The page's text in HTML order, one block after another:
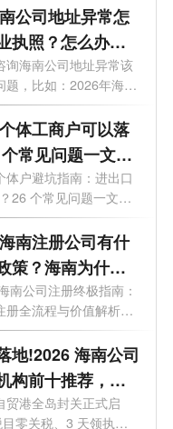
公司地址异常怎
执照？怎么办理
询海南公司地址异常该
题，比如：2026年海南
体工商户可以落
常见问题一文读
体户避坑指南：进出口
26 个常见问题一文读
南注册公司有什
策？海南为什么
南公司注册终极指南：
册全流程与价值解析。
地!2026 海南公司
构前十推荐，海
执照代办选这些
贸港全岛封关正式启
零关税、3 天领执